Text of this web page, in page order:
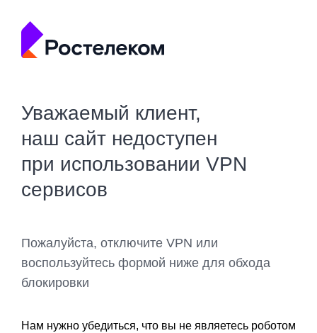
Уважаемый клиент,
наш сайт недоступен
при использовании VPN
сервисов
Пожалуйста, отключите VPN или
воспользуйтесь формой ниже для обхода
блокировки
Нам нужно убедиться, что вы не являетесь роботом